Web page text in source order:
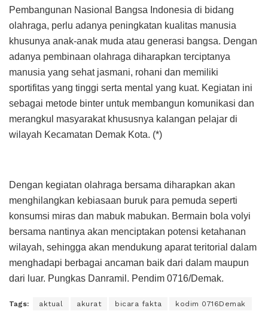
Pembangunan Nasional Bangsa Indonesia di bidang
olahraga, perlu adanya peningkatan kualitas manusia
khusunya anak-anak muda atau generasi bangsa. Dengan
adanya pembinaan olahraga diharapkan terciptanya
manusia yang sehat jasmani, rohani dan memiliki
sportifitas yang tinggi serta mental yang kuat. Kegiatan ini
sebagai metode binter untuk membangun komunikasi dan
merangkul masyarakat khususnya kalangan pelajar di
wilayah Kecamatan Demak Kota. (*)
Dengan kegiatan olahraga bersama diharapkan akan
menghilangkan kebiasaan buruk para pemuda seperti
konsumsi miras dan mabuk mabukan. Bermain bola volyi
bersama nantinya akan menciptakan potensi ketahanan
wilayah, sehingga akan mendukung aparat teritorial dalam
menghadapi berbagai ancaman baik dari dalam maupun
dari luar. Pungkas Danramil. Pendim 0716/Demak.
Tags: aktual akurat bicara fakta kodim 0716Demak